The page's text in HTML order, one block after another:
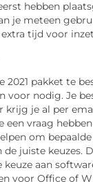
hebben
je meteen
extra tijd voor
pakket te
voor nodig. Je
krijg je al per
vraag
om
juiste keuzes.
aan
voor Office of